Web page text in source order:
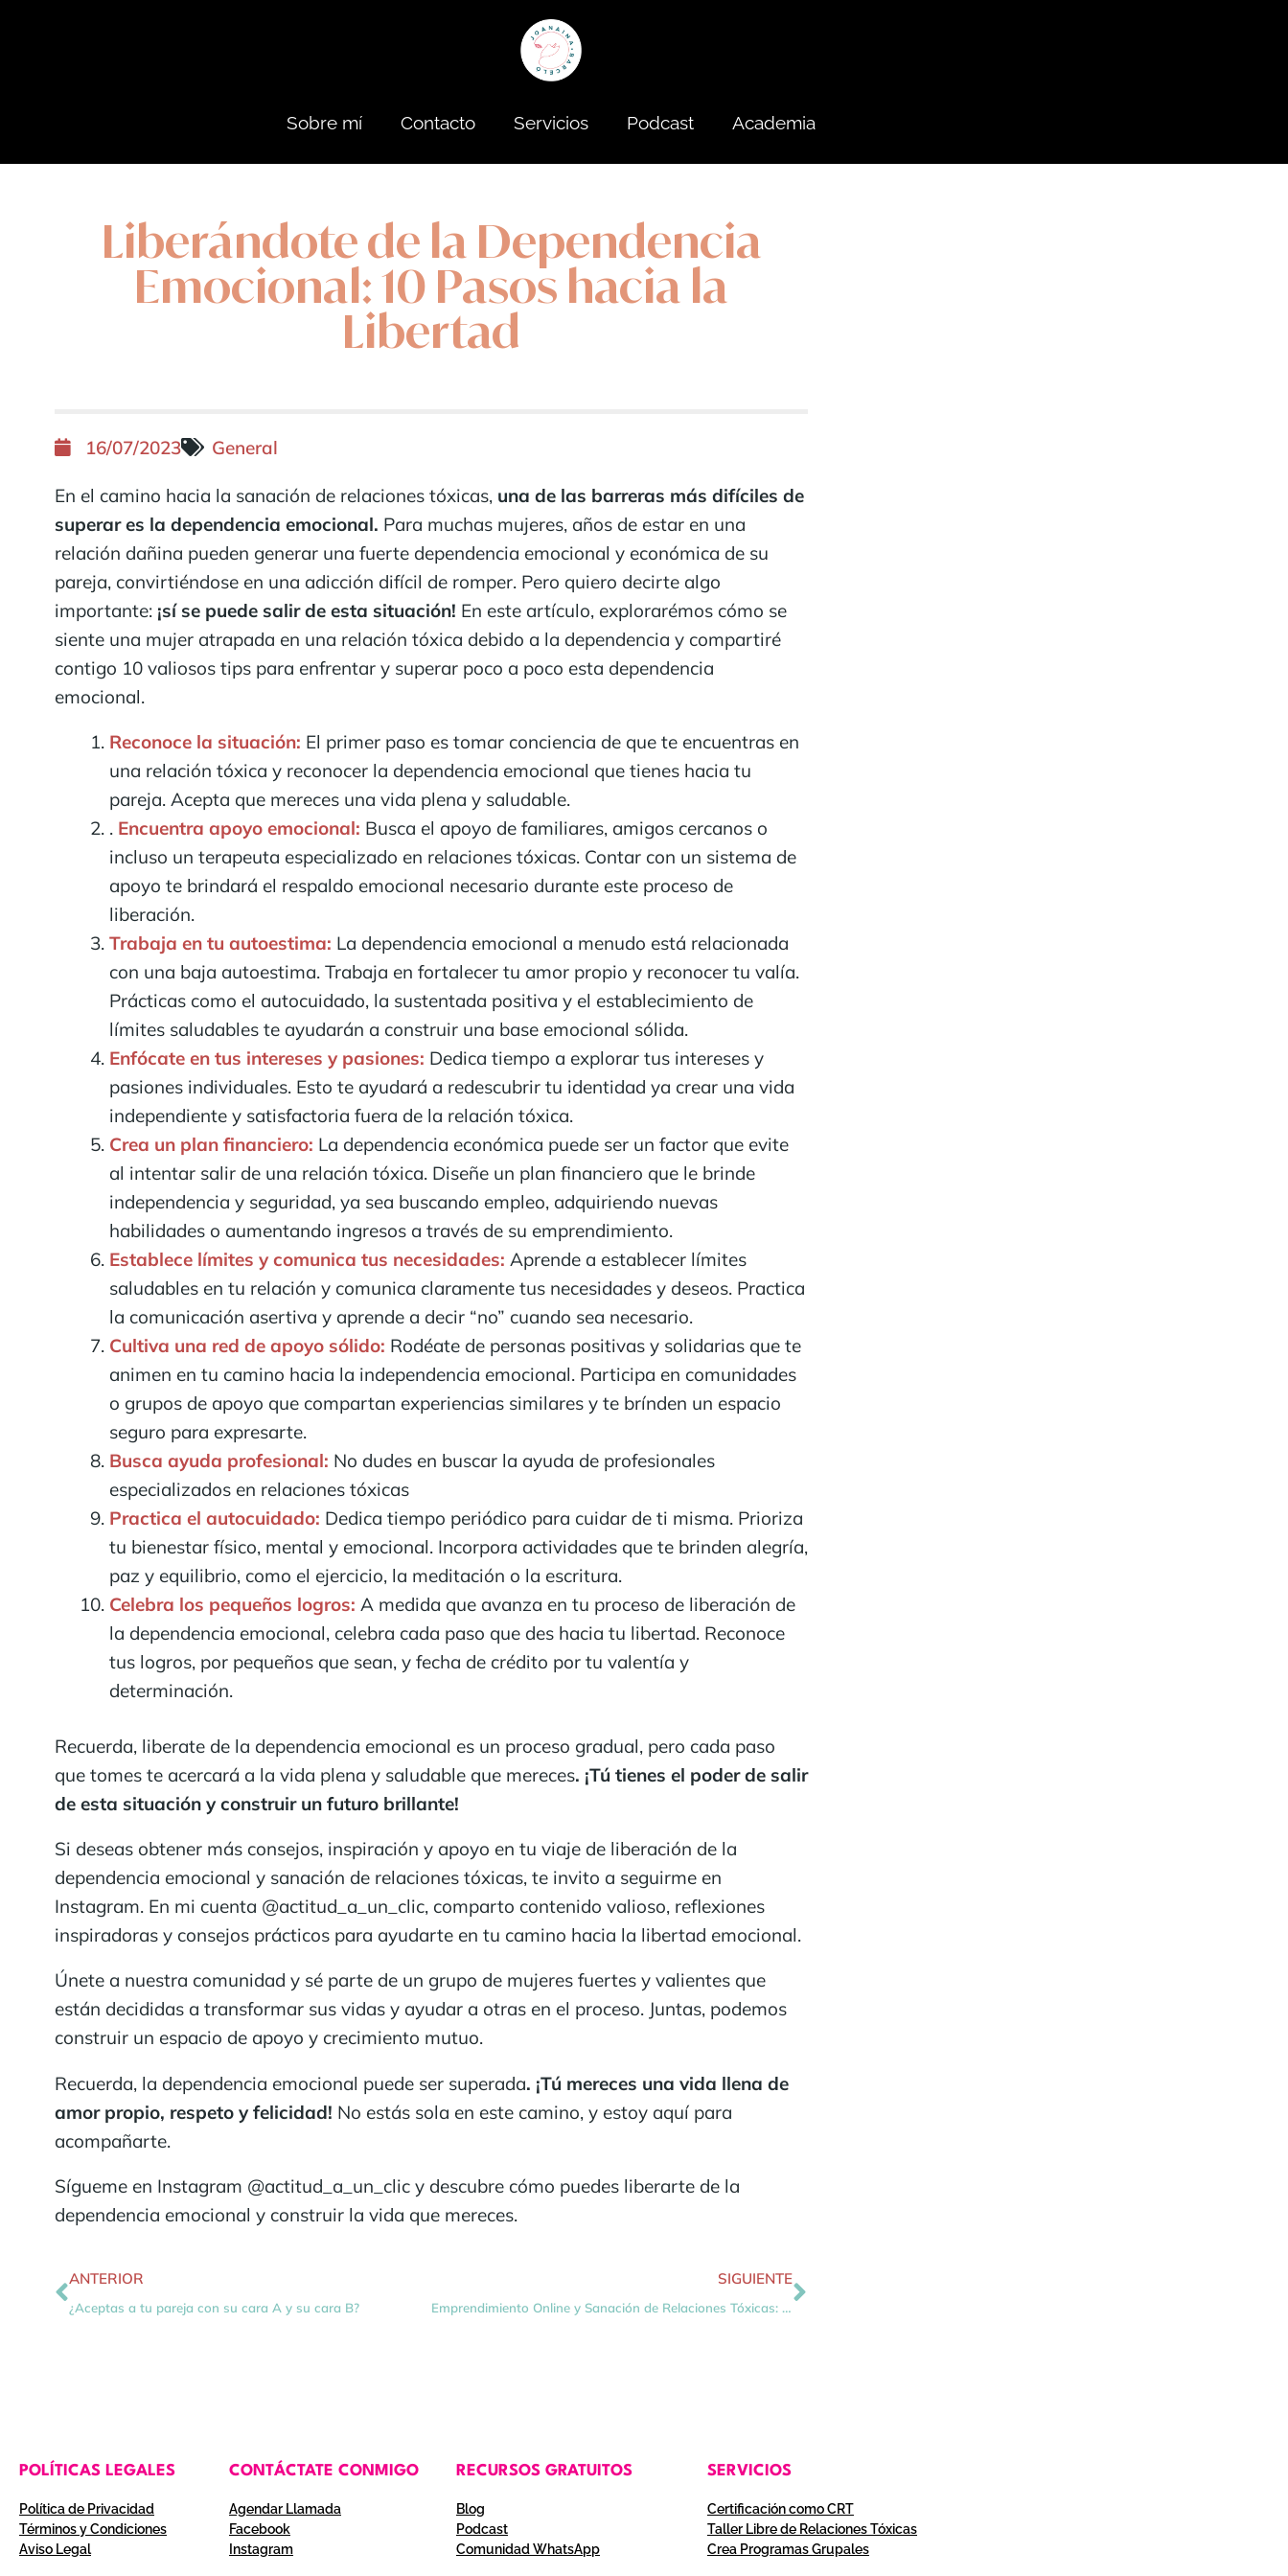
Sobre mí Contacto Servicios Podcast Academia
Liberándote de la Dependencia
Emocional: 10 Pasos hacia la
Libertad
16/07/2023 General
En el camino hacia la sanación de relaciones tóxicas, una de las barreras más difíciles de
superar es la dependencia emocional. Para muchas mujeres, años de estar en una
relación dañina pueden generar una fuerte dependencia emocional y económica de su
pareja, convirtiéndose en una adicción difícil de romper. Pero quiero decirte algo
importante: ¡sí se puede salir de esta situación! En este artículo, explorarémos cómo se
siente una mujer atrapada en una relación tóxica debido a la dependencia y compartiré
contigo 10 valiosos tips para enfrentar y superar poco a poco esta dependencia
emocional.
Reconoce la situación: El primer paso es tomar conciencia de que te encuentras en
una relación tóxica y reconocer la dependencia emocional que tienes hacia tu
pareja. Acepta que mereces una vida plena y saludable.
. Encuentra apoyo emocional: Busca el apoyo de familiares, amigos cercanos o
incluso un terapeuta especializado en relaciones tóxicas. Contar con un sistema de
apoyo te brindará el respaldo emocional necesario durante este proceso de
liberación.
Trabaja en tu autoestima: La dependencia emocional a menudo está relacionada
con una baja autoestima. Trabaja en fortalecer tu amor propio y reconocer tu valía.
Prácticas como el autocuidado, la sustentada positiva y el establecimiento de
límites saludables te ayudarán a construir una base emocional sólida.
Enfócate en tus intereses y pasiones: Dedica tiempo a explorar tus intereses y
pasiones individuales. Esto te ayudará a redescubrir tu identidad ya crear una vida
independiente y satisfactoria fuera de la relación tóxica.
Crea un plan financiero: La dependencia económica puede ser un factor que evite
al intentar salir de una relación tóxica. Diseñe un plan financiero que le brinde
independencia y seguridad, ya sea buscando empleo, adquiriendo nuevas
habilidades o aumentando ingresos a través de su emprendimiento.
Establece límites y comunica tus necesidades: Aprende a establecer límites
saludables en tu relación y comunica claramente tus necesidades y deseos. Practica
la comunicación asertiva y aprende a decir “no” cuando sea necesario.
Cultiva una red de apoyo sólido: Rodéate de personas positivas y solidarias que te
animen en tu camino hacia la independencia emocional. Participa en comunidades
o grupos de apoyo que compartan experiencias similares y te brínden un espacio
seguro para expresarte.
Busca ayuda profesional: No dudes en buscar la ayuda de profesionales
especializados en relaciones tóxicas
Practica el autocuidado: Dedica tiempo periódico para cuidar de ti misma. Prioriza
tu bienestar físico, mental y emocional. Incorpora actividades que te brinden alegría,
paz y equilibrio, como el ejercicio, la meditación o la escritura.
Celebra los pequeños logros: A medida que avanza en tu proceso de liberación de
la dependencia emocional, celebra cada paso que des hacia tu libertad. Reconoce
tus logros, por pequeños que sean, y fecha de crédito por tu valentía y
determinación.
Recuerda, liberate de la dependencia emocional es un proceso gradual, pero cada paso
que tomes te acercará a la vida plena y saludable que mereces. ¡Tú tienes el poder de salir
de esta situación y construir un futuro brillante!
Si deseas obtener más consejos, inspiración y apoyo en tu viaje de liberación de la
dependencia emocional y sanación de relaciones tóxicas, te invito a seguirme en
Instagram. En mi cuenta @actitud_a_un_clic, comparto contenido valioso, reflexiones
inspiradoras y consejos prácticos para ayudarte en tu camino hacia la libertad emocional.
Únete a nuestra comunidad y sé parte de un grupo de mujeres fuertes y valientes que
están decididas a transformar sus vidas y ayudar a otras en el proceso. Juntas, podemos
construir un espacio de apoyo y crecimiento mutuo.
Recuerda, la dependencia emocional puede ser superada. ¡Tú mereces una vida llena de
amor propio, respeto y felicidad! No estás sola en este camino, y estoy aquí para
acompañarte.
Sígueme en Instagram @actitud_a_un_clic y descubre cómo puedes liberarte de la
dependencia emocional y construir la vida que mereces.
ANTERIOR
¿Aceptas a tu pareja con su cara A y su cara B?
SIGUIENTE
Emprendimiento Online y Sanación de Relaciones Tóxicas: Una Misión de Vida Transformadora
POLÍTICAS LEGALES
Política de Privacidad
Términos y Condiciones
Aviso Legal
CONTÁCTATE CONMIGO
Agendar Llamada
Facebook
Instagram
RECURSOS GRATUITOS
Blog
Podcast
Comunidad WhatsApp
SERVICIOS
Certificación como CRT
Taller Libre de Relaciones Tóxicas
Crea Programas Grupales